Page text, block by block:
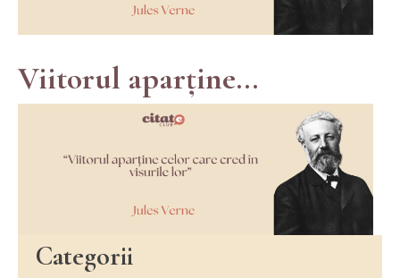
Viitorul aparține...
Categorii